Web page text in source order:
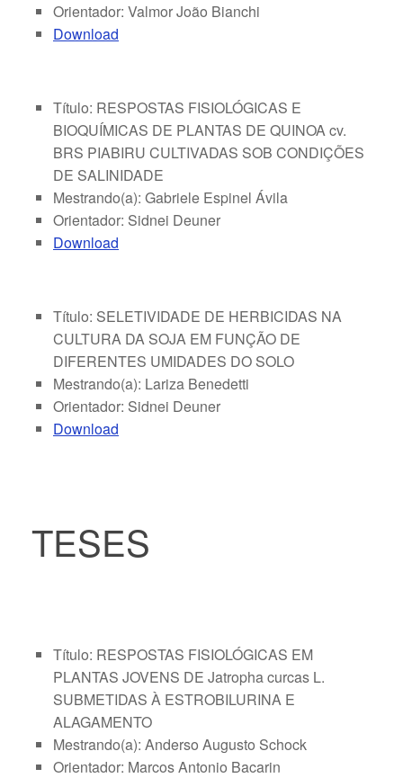
Orientador: Valmor João Bianchi
Download
Título: RESPOSTAS FISIOLÓGICAS E
BIOQUÍMICAS DE PLANTAS DE QUINOA cv.
BRS PIABIRU CULTIVADAS SOB CONDIÇÕES
DE SALINIDADE
Mestrando(a): Gabriele Espinel Ávila
Orientador: Sidnei Deuner
Download
Título: SELETIVIDADE DE HERBICIDAS NA
CULTURA DA SOJA EM FUNÇÃO DE
DIFERENTES UMIDADES DO SOLO
Mestrando(a): Lariza Benedetti
Orientador: Sidnei Deuner
Download
TESES
Título: RESPOSTAS FISIOLÓGICAS EM
PLANTAS JOVENS DE Jatropha curcas L.
SUBMETIDAS À ESTROBILURINA E
ALAGAMENTO
Mestrando(a): Anderso Augusto Schock
Orientador: Marcos Antonio Bacarin